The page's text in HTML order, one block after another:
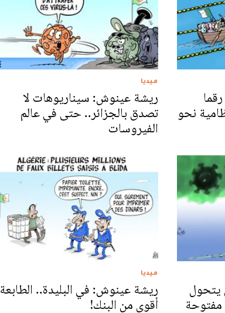
نحو
ميديا
ريشة عينوش: سيناريوهات لا
تصدق بالجزائر.. حتى في عالم
الفيروسات
يتحول
مفتوحة
ميديا
ريشة عينوش: في البليدة.. الطابعة
أقوى من البنك!